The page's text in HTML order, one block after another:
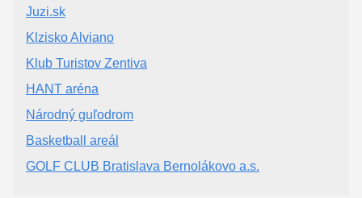
Juzi.sk
Klzisko Alviano
Klub Turistov Zentiva
HANT aréna
Národný guľodrom
Basketball areál
GOLF CLUB Bratislava Bernolákovo a.s.